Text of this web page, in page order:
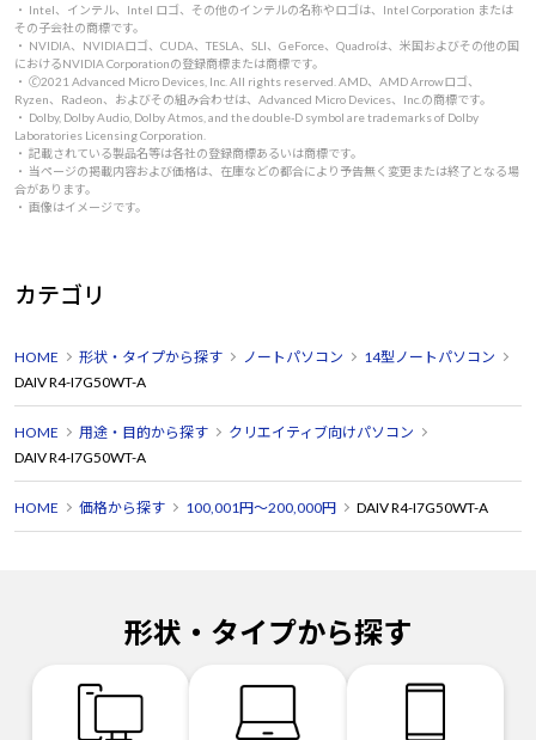
・ Intel、インテル、Intel ロゴ、その他のインテルの名称やロゴは、Intel Corporation または
その子会社の商標です。
・ NVIDIA、NVIDIAロゴ、CUDA、TESLA、SLI、GeForce、Quadroは、米国およびその他の国
におけるNVIDIA Corporationの登録商標または商標です。
・ 🄫2021 Advanced Micro Devices, Inc. All rights reserved. AMD、AMD Arrowロゴ、
Ryzen、Radeon、およびその組み合わせは、Advanced Micro Devices、Inc.の商標です。
・ Dolby, Dolby Audio, Dolby Atmos, and the double-D symbol are trademarks of Dolby
Laboratories Licensing Corporation.
・ 記載されている製品名等は各社の登録商標あるいは商標です。
・ 当ページの掲載内容および価格は、在庫などの都合により予告無く変更または終了となる場
合があります。
・ 画像はイメージです。
カテゴリ
HOME 形状・タイプから探す ノートパソコン
14型ノートパソコン
DAIV R4-I7G50WT-A
HOME 用途・目的から探す
クリエイティブ向けパソコン
DAIV R4-I7G50WT-A
HOME 価格から探す 100,001円～200,000円 DAIV R4-I7G50WT-A
形状・タイプから探す